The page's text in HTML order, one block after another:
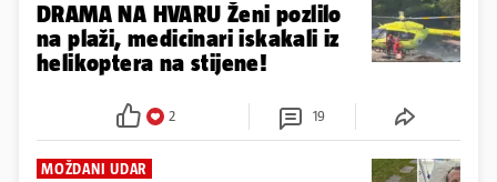
DRAMA NA HVARU Ženi pozlilo
na plaži, medicinari iskakali iz
helikoptera na stijene!
2 19
MOŽDANI UDAR